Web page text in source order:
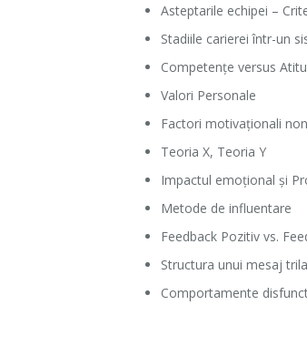
Asteptarile echipei –
Stadiile carierei într-un
Competențe versus
Valori Personale
Factori motivaționali
Teoria X, Teoria Y
Impactul emoțional și
Metode de influentare
Feedback Pozitiv vs.
Structura unui mesaj
Comportamente